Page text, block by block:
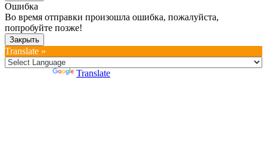
Ошибка
Во время отправки произошла ошибка, пожалуйста,
попробуйте позже!
Закрыть
Translate »
Translate